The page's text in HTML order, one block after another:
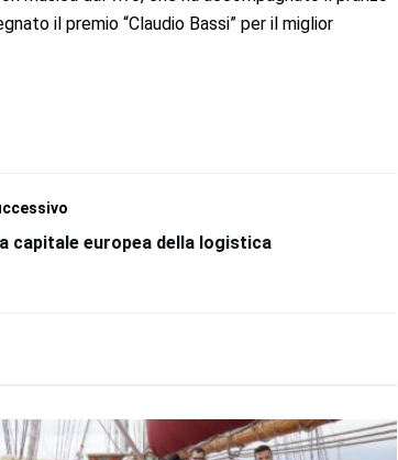
il premio “Claudio Bassi” per il miglior
capitale europea della logistica